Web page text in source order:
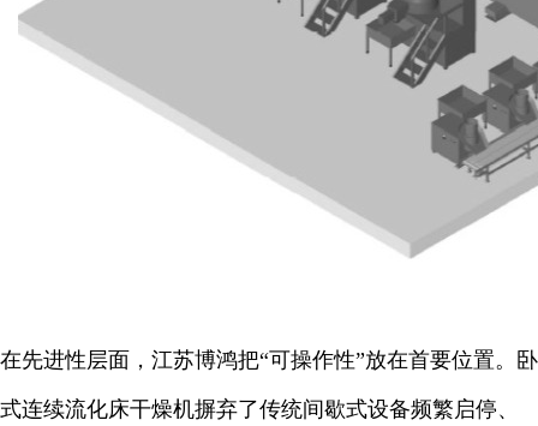
在先进性层面，江苏博鸿把“可操作性”放在首要位置。卧
式连续流化床干燥机摒弃了传统间歇式设备频繁启停、